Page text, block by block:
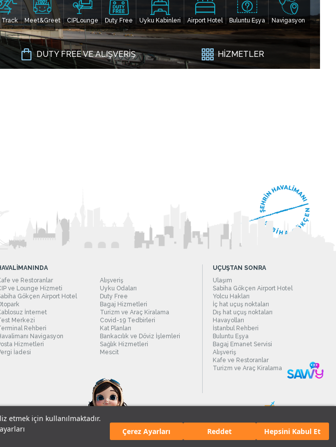
etmek için kullanılmaktadır.
Çerez Ayarları Reddet Hepsini Kabul Et
Track Meet&Greet CIPLounge Duty Free Uyku Kabinleri Airport Hotel Buluntu Eşya Navigasyon
DUTY FREE VE ALIŞVERİŞ HİZMETLER
ve Restoranlar
Alışveriş
ve Lounge Hizmeti
Uyku Odaları
Gökçen Airport Hotel
Duty Free
Bagaj Hizmetleri
İnternet
Turizm ve Araç Kiralama
Merkezi
Covid-19 Tedbirleri
Rehberi
Kat Planları
Navigasyon
Bankacılık ve Döviz İşlemleri
Hizmetleri
Sağlık Hizmetleri
İadesi
Mescit
UÇUŞTAN SONRA
Ulaşım
Sabiha Gökçen Airport Hotel
Yolcu Hakları
İç hat uçuş noktaları
Dış hat uçuş noktaları
Havayolları
İstanbul Rehberi
Buluntu Eşya
Bagaj Emanet Servisi
Alışveriş
Kafe ve Restoranlar
Turizm ve Araç Kiralama